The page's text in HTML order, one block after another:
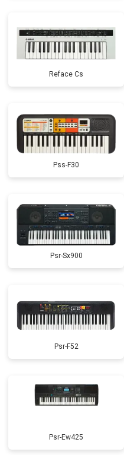
Reface Cs
Pss-F30
Psr-Sx900
Psr-F52
Psr-Ew425